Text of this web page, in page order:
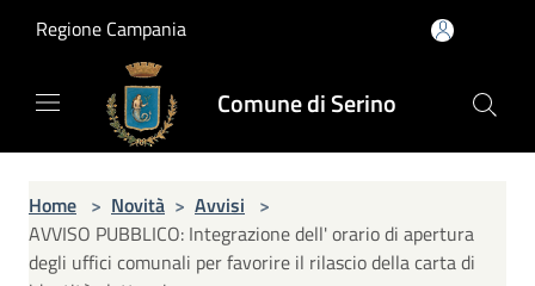
Regione Campania
Comune di Serino
Home > Novità > Avvisi >
AVVISO PUBBLICO: Integrazione dell' orario di apertura
degli uffici comunali per favorire il rilascio della carta di